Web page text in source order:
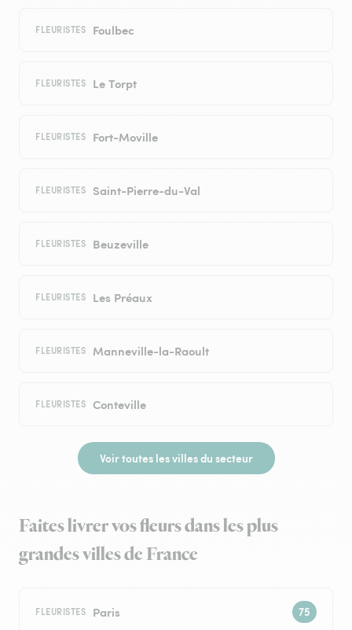
FLEURISTES Foulbec
FLEURISTES Le Torpt
FLEURISTES Fort-Moville
FLEURISTES Saint-Pierre-du-Val
FLEURISTES Beuzeville
FLEURISTES Les Préaux
FLEURISTES Manneville-la-Raoult
FLEURISTES Conteville
Voir toutes les villes du secteur
Faites livrer vos fleurs dans les plus
grandes villes de France
FLEURISTES Paris